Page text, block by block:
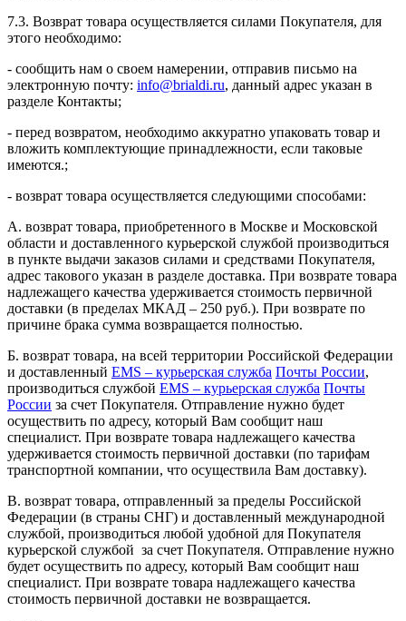
7.3. Возврат товара осуществляется силами Покупателя, для
этого необходимо:
- сообщить нам о своем намерении, отправив письмо на
электронную почту: info@brialdi.ru, данный адрес указан в
разделе Контакты;
- перед возвратом, необходимо аккуратно упаковать товар и
вложить комплектующие принадлежности, если таковые
имеются.;
- возврат товара осуществляется следующими способами:
А. возврат товара, приобретенного в Москве и Московской
области и доставленного курьерской службой производиться
в пункте выдачи заказов силами и средствами Покупателя,
адрес такового указан в разделе доставка. При возврате товара
надлежащего качества удерживается стоимость первичной
доставки (в пределах МКАД – 250 руб.). При возврате по
причине брака сумма возвращается полностью.
Б. возврат товара, на всей территории Российской Федерации
и доставленный EMS – курьерская служба Почты России,
производиться службой EMS – курьерская служба Почты
России за счет Покупателя. Отправление нужно будет
осуществить по адресу, который Вам сообщит наш
специалист. При возврате товара надлежащего качества
удерживается стоимость первичной доставки (по тарифам
транспортной компании, что осуществила Вам доставку).
В. возврат товара, отправленный за пределы Российской
Федерации (в страны СНГ) и доставленный международной
службой, производиться любой удобной для Покупателя
курьерской службой за счет Покупателя. Отправление нужно
будет осуществить по адресу, который Вам сообщит наш
специалист. При возврате товара надлежащего качества
стоимость первичной доставки не возвращается.